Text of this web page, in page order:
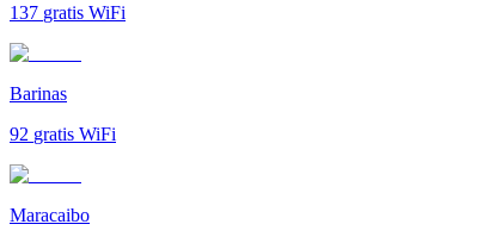
137 gratis WiFi
Barinas
92 gratis WiFi
Maracaibo